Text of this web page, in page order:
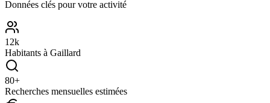
Données clés pour votre activité
12k
Habitants à Gaillard
80+
Recherches mensuelles estimées